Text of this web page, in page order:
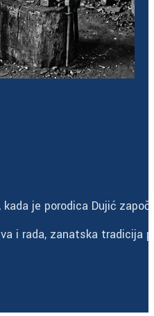
je porodica Dujić
i rada, zanatska